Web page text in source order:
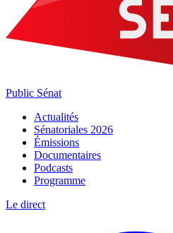
Public Sénat
Actualités
Sénatoriales 2026
Émissions
Documentaires
Podcasts
Programme
Le direct